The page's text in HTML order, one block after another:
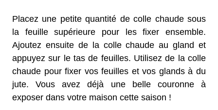
Placez une petite quantité de colle chaude sous
la feuille supérieure pour les fixer ensemble.
Ajoutez ensuite de la colle chaude au gland et
appuyez sur le tas de feuilles. Utilisez de la colle
chaude pour fixer vos feuilles et vos glands à du
jute. Vous avez déjà une belle couronne à
exposer dans votre maison cette saison !